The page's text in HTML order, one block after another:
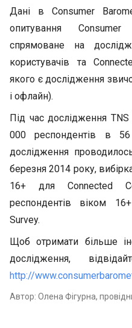
Дані в Consumer
опитування
спрямоване на
користувачів та
якого є дослідження
і офлайн).
Під час дослідження
000 респондентів в 56
дослідження
березня 2014 року,
16+ для Connected
респондентів віком
Survey.
Щоб отримати більше
дослідження,
http://
Автор: Олена Фігурна,